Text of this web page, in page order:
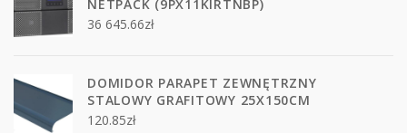
NETPACK (9PX11KIRTNBP)
36 645.66zł
DOMIDOR PARAPET ZEWNĘTRZNY
STALOWY GRAFITOWY 25X150CM
120.85zł